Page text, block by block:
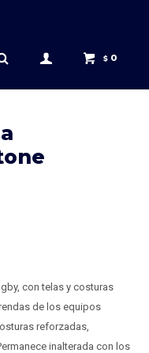
$ 0
con telas y costuras
de los equipos
reforzadas,
inalterada con los